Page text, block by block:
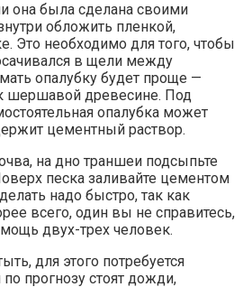
она была сделана своими
обложить пленкой,
Это необходимо для того, чтобы
в щели между
опалубку будет проще —
шершавой древесине. Под
опалубка может
цементный раствор.
на дно траншеи подсыпьте
песка заливайте цементом
надо быстро, так как
всего, один вы не справитесь,
двух-трех человек.
для этого потребуется
прогнозу стоят дожди,